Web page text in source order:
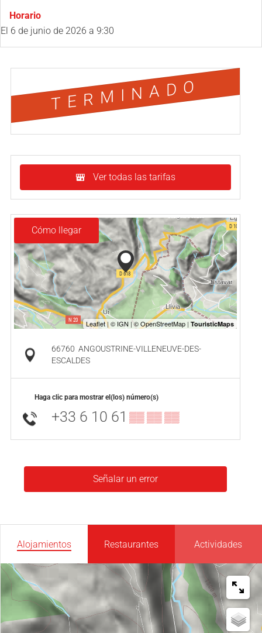
Horario
El 6 de junio de 2026 a 9:30
TERMINADO
Ver todas las tarifas
Cómo llegar
66760 ANGOUSTRINE-VILLENEUVE-DES-
ESCALDES
Haga clic para mostrar el(los) número(s)
+33 6 10 61 ▒▒ ▒▒ ▒▒
Señalar un error
Alojamientos Restaurantes Actividades